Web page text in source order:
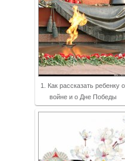
1. Как рассказать ребенку о
войне и о Дне Победы